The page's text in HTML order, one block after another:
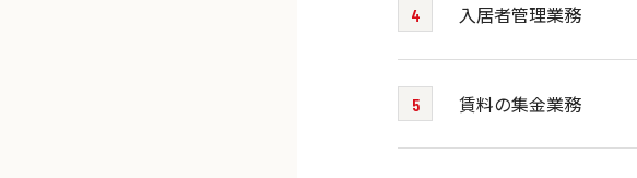
入居者管理業務
賃料の集金業務